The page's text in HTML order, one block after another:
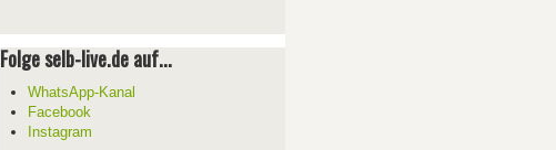
Folge selb-live.de auf...
WhatsApp-Kanal
Facebook
Instagram